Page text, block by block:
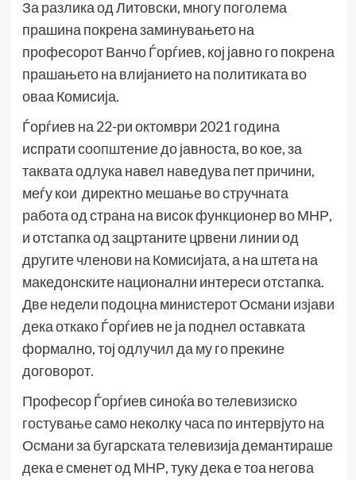
За разлика од Литовски, многу поголема
прашина покрена заминувањето на
професорот Ванчо Ѓорѓиев, кој јавно го покрена
прашањето на влијанието на политиката во
оваа Комисија.
Ѓорѓиев на 22-ри октомври 2021 година
испратисоопштениедо јавноста, во кое, за
таквата одлука навел наведува пет причини,
меѓу кои директно мешање во стручната
работа од страна на висок функционер во МНР,
и отстапка од зацртаните црвени линии од
другите членови на Комисијата, а на штета на
македонските национални интереси отстапка.
Две недели подоцна министерот Османи изјави
дека откако Ѓорѓиев не ја поднел оставката
формално, тој одлучил да му го прекине
договорот.
Професор Ѓорѓиев синоќа вотелевизиско
гостувањесамо неколку часа по интервјуто на
Османи за бугарската телевизија демантираше
дека е сменет од МНР, туку дека е тоа негова